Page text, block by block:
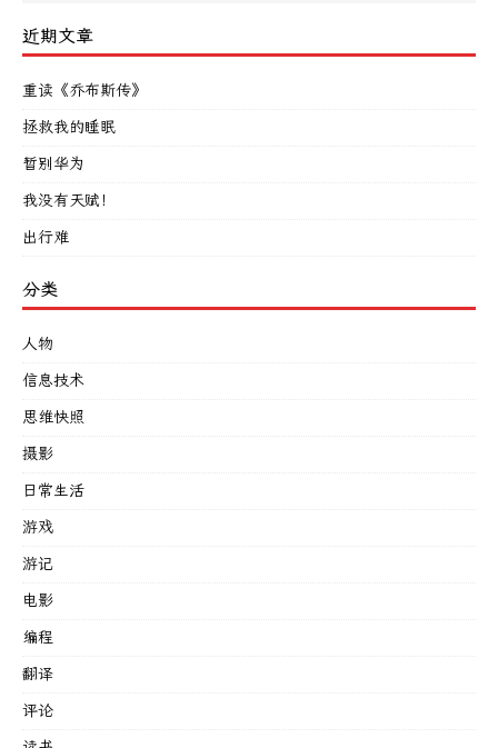
近期文章
重读《乔布斯传》
拯救我的睡眠
暂别华为
我没有天赋！
出行难
分类
人物
信息技术
思维快照
摄影
日常生活
游戏
游记
电影
编程
翻译
评论